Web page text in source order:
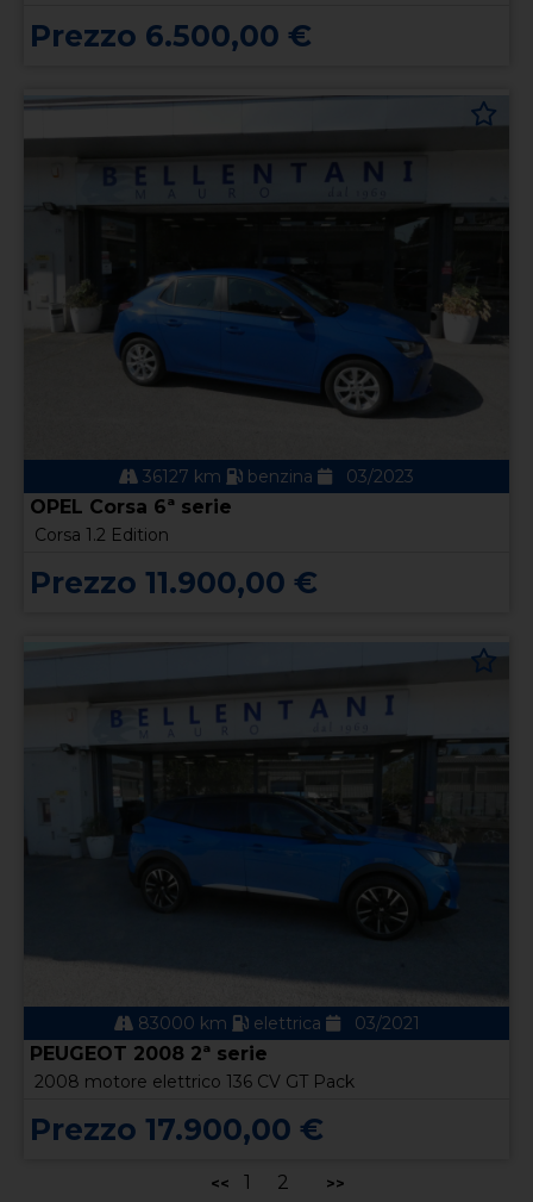
Prezzo 6.500,00 €
36127 km benzina 03/2023
OPEL Corsa 6ª serie
Corsa 1.2 Edition
Prezzo 11.900,00 €
83000 km elettrica 03/2021
PEUGEOT 2008 2ª serie
2008 motore elettrico 136 CV GT Pack
Prezzo 17.900,00 €
<< 1 2 >>